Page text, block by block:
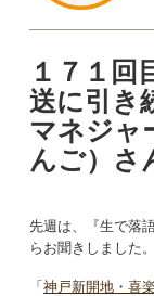
１７１回
送に引き
マネジャ
んご）さ
先週は、『生で落
らお聞きしました。
「神戸新開地・喜